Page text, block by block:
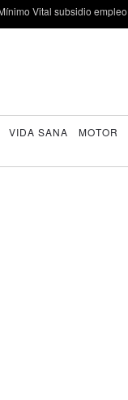
Vital subsidio empleo
VIDA SANA MOTOR